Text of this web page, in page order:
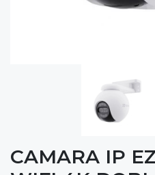
CAMARA IP